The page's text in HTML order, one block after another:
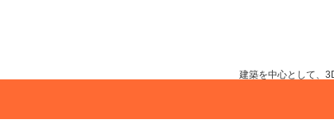
建築を中心として、